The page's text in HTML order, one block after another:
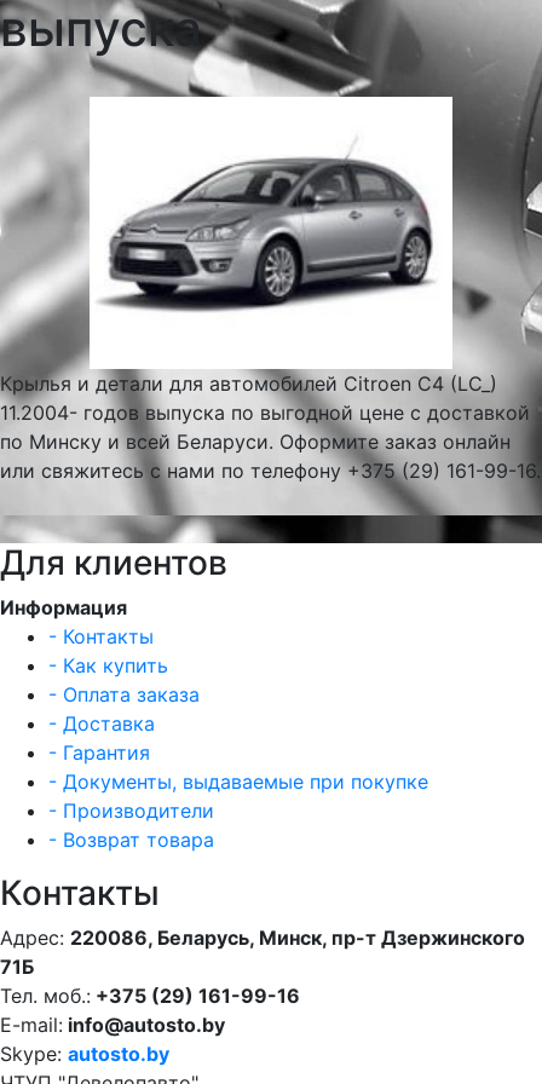
выпуска
Крылья и детали для автомобилей Citroen C4 (LC_)
11.2004- годов выпуска по выгодной цене с доставкой
по Минску и всей Беларуси. Оформите заказ онлайн
или свяжитесь с нами по телефону +375 (29) 161-99-16.
Для клиентов
Информация
- Контакты
- Как купить
- Оплата заказа
- Доставка
- Гарантия
- Документы, выдаваемые при покупке
- Производители
- Возврат товара
Контакты
Адрес: 220086, Беларусь, Минск, пр-т Дзержинского
71Б
Тел. моб.: +375 (29) 161-99-16
E-mail: info@autosto.by
Skype: autosto.by